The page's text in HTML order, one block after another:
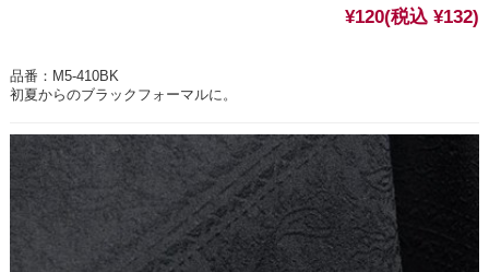
¥120(税込 ¥132)
品番：M5-410BK
初夏からのブラックフォーマルに。